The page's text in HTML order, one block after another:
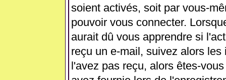
soient activés, soit par vous-
pouvoir vous connecter.
aurait dû vous apprendre si
reçu un e-mail, suivez alors
l'avez pas reçu, alors êtes-